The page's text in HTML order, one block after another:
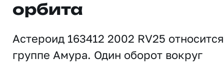
орбита
Астероид 163412 2002 RV25
группе Амура. Один оборот вокруг